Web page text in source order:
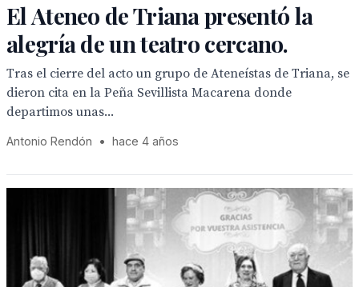
El Ateneo de Triana presentó la
alegría de un teatro cercano.
Tras el cierre del acto un grupo de Ateneístas de Triana, se
dieron cita en la Peña Sevillista Macarena donde
departimos unas...
Antonio Rendón • hace 4 años